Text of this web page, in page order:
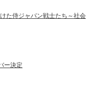
た侍ジャパン戦士たち～社会
ー決定